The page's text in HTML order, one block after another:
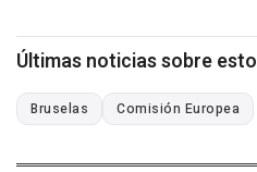
Últimas noticias sobre
Bruselas Comisión Europea